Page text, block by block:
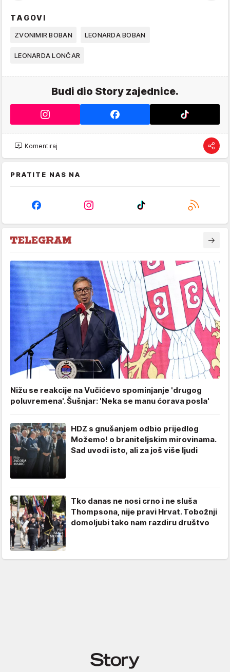
TAGOVI
ZVONIMIR BOBAN LEONARDA BOBAN
LEONARDA LONČAR
Budi dio Story zajednice.
Komentiraj
PRATITE NAS NA
Nižu se reakcije na Vučićevo spominjanje 'drugog
poluvremena'. Šušnjar: 'Neka se manu ćorava posla'
HDZ s gnušanjem odbio prijedlog
Možemo! o braniteljskim mirovinama.
Sad uvodi isto, ali za još više ljudi
Tko danas ne nosi crno i ne sluša
Thompsona, nije pravi Hrvat. Tobožnji
domoljubi tako nam razdiru društvo